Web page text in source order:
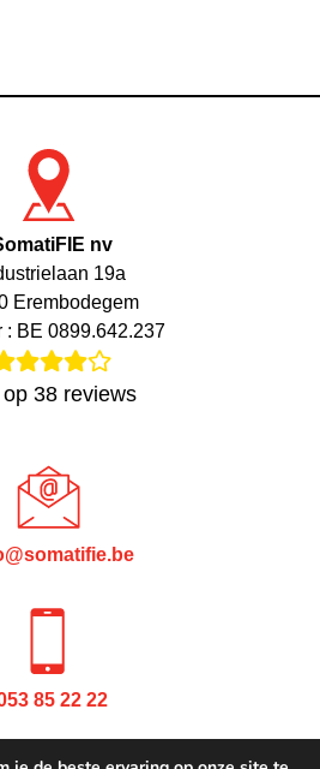
nv
19a
Erembodegem
: BE 0899.642.237
op 38reviews
85 22 22